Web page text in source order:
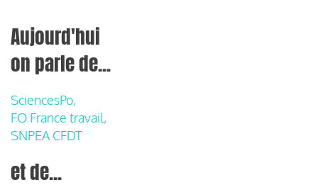
Aujourd'hui
on parle de...
SciencesPo,
FO France travail,
SNPEA CFDT
et de...